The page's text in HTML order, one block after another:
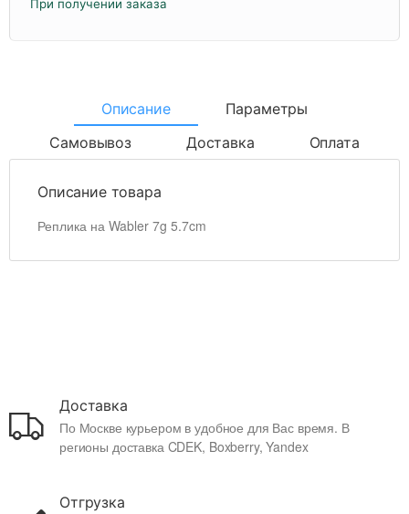
При получении заказа
Описание
Параметры
Самовывоз
Доставка Оплата
Описание товара
Реплика на Wabler 7g 5.7cm
Доставка
По Москве курьером в удобное для Вас время. В
регионы доставка CDEK, Boxberry, Yandex
Отгрузка